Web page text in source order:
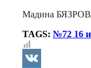
Мадина
TAGS: №72 16